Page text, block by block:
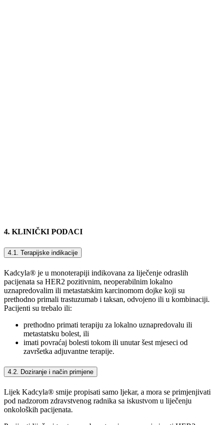
4. KLINIČKI PODACI
4.1. Terapijske indikacije
Kadcyla® je u monoterapiji indikovana za liječenje odraslih
pacijenata sa HER2 pozitivnim, neoperabilnim lokalno
uznapredovalim ili metastatskim karcinomom dojke koji su
prethodno primali trastuzumab i taksan, odvojeno ili u kombinaciji.
Pacijenti su trebalo ili:
prethodno primati terapiju za lokalno uznapredovalu ili
metastatsku bolest, ili
imati povraćaj bolesti tokom ili unutar šest mjeseci od
završetka adjuvantne terapije.
4.2. Doziranje i način primjene
Lijek Kadcyla® smije propisati samo ljekar, a mora se primjenjivati
pod nadzorom zdravstvenog radnika sa iskustvom u liječenju
onkoloških pacijenata.